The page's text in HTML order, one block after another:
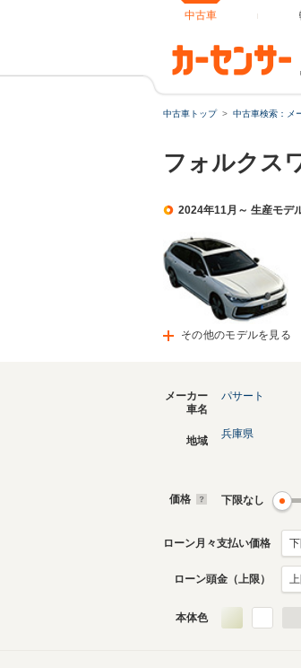
中古車
中古車トップ 中古車検索：メ
フォルクス
2024年11月～ 生産モデ
その他のモデルを見る
3代目
メーカー
車名
パサート
地域
兵庫県
価格 下限なし
ローン月々支払い価格
ローン頭金（上限）
本体色